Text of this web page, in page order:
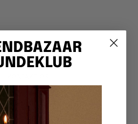
+4520699500